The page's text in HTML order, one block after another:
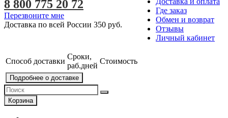
Где заказ
Обмен и возврат
Отзывы
Личный кабинет
8 800 775 20 72
Перезвоните мне
Доставка по всей России 350 руб.
Способ доставки
Сроки,
раб.дней
Стоимость
Подробнее о доставке
Корзина